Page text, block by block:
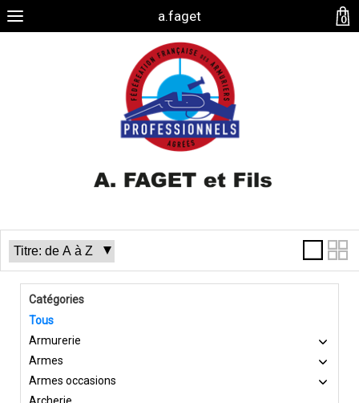
a.faget
Catégories
Tous
Armurerie
Armes
Armes occasions
0